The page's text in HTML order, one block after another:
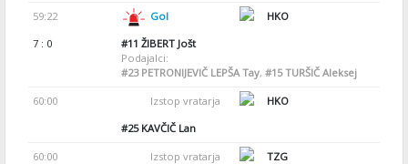
59:22 Gol
HKO
7 : 0
#11 ŽIBERT Jošt
Podajalci:
#23PETRONIJEVIČ LEPŠA Tay, #15TURŠIČ Aleksej
60:00 Izstop vratarja
HKO
#25KAVČIČ Lan
60:00 Izstop vratarja
TZG